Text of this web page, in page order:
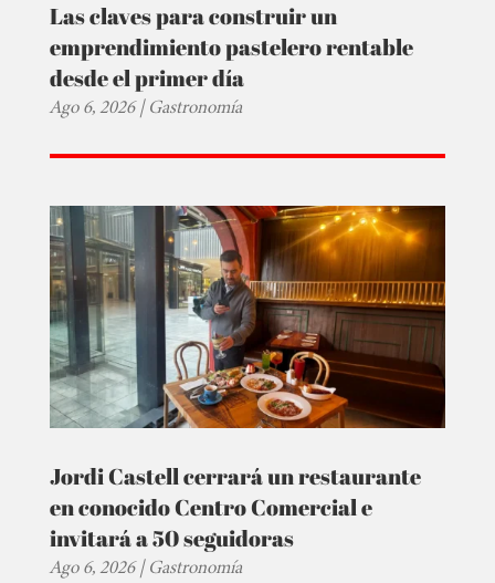
Las claves para construir un
emprendimiento pastelero rentable
desde el primer día
Ago 6, 2026|Gastronomía
Jordi Castell cerrará un restaurante
en conocido Centro Comercial e
invitará a 50 seguidoras
Ago 6, 2026|Gastronomía